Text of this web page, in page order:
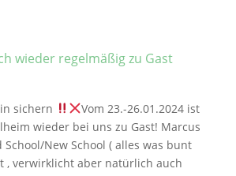
wieder regelmäßig zu Gast
sichern
Vom 23.-26.01.2024 ist
wieder bei uns zu Gast! Marcus
New School ( alles was bunt
, verwirklicht aber natürlich auch